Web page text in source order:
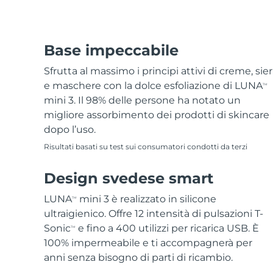
Base impeccabile
Sfrutta al massimo i principi attivi di creme,
e maschere con la dolce esfoliazione di LUNATM
mini 3. Il 98% delle persone ha notato un
migliore assorbimento dei prodotti di skincare
dopo l’uso.
Risultati basati su test sui consumatori condotti da terzi
Design svedese smart
LUNATM
mini 3 è realizzato in silicone
ultraigienico. Offre 12 intensità di pulsazioni T-
SonicTM
e fino a 400 utilizzi per ricarica USB. È
100% impermeabile e ti accompagnerà per
anni senza bisogno di parti di ricambio.